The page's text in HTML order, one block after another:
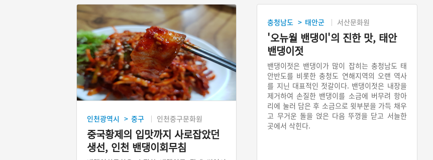
인천광역시 > 중구 인천중구문화원
중국황제의 입맛까지 사로잡았던
생선, 인천 밴댕이회무침
충청남도 > 태안군 서산문화원
'오뉴월 밴댕이'의 진한 맛, 태안
밴댕이젓
밴댕이젓은 밴댕이가 많이 잡히는 충청남도 태
안반도를 비롯한 충청도 연해지역의 오랜 역사
를 지닌 대표적인 젓갈이다. 밴댕이젓은 내장을
제거하여 손질한 밴댕이를 소금에 버무려 항아
리에 눌러 담은 후 소금으로 윗부분을 가득 채우
고 무거운 돌을 얹은 다음 뚜껑을 닫고 서늘한
곳에서 삭힌다.